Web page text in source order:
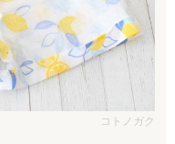
コトノガク